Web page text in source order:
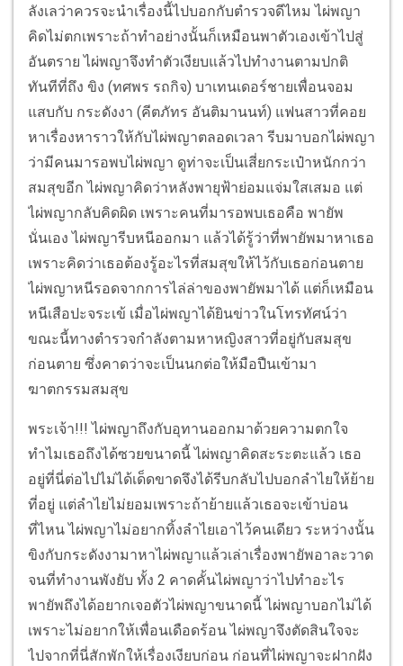
ลังเลว่าควรจะนำเรื่องนี้ไปบอกกับตำรวจดีไหม ไผ่พญา
คิดไม่ตกเพราะถ้าทำอย่างนั้นก็เหมือนพาตัวเองเข้าไปสู่
อันตราย ไผ่พญาจึงทำตัวเงียบแล้วไปทำงานตามปกติ
ทันทีที่ถึง ขิง (ทศพร รถกิจ) บาเทนเดอร์ชายเพื่อนจอม
แสบกับ กระดังงา (คีตภัทร อันติมานนท์) แฟนสาวที่คอย
หาเรื่องหาราวให้กับไผ่พญาตลอดเวลา รีบมาบอกไผ่พญา
ว่ามีคนมารอพบไผ่พญา ดูท่าจะเป็นเสี่ยกระเป๋าหนักกว่า
สมสุขอีก ไผ่พญาคิดว่าหลังพายุฟ้าย่อมแจ่มใสเสมอ แต่
ไผ่พญากลับคิดผิด เพราะคนที่มารอพบเธอคือ พายัพ
นั่นเอง ไผ่พญารีบหนีออกมา แล้วได้รู้ว่าที่พายัพมาหาเธอ
เพราะคิดว่าเธอต้องรู้อะไรที่สมสุขให้ไว้กับเธอก่อนตาย
ไผ่พญาหนีรอดจากการไล่ล่าของพายัพมาได้ แต่ก็เหมือน
หนีเสือปะจระเข้ เมื่อไผ่พญาได้ยินข่าวในโทรทัศน์ว่า
ขณะนี้ทางตำรวจกำลังตามหาหญิงสาวที่อยู่กับสมสุข
ก่อนตาย ซึ่งคาดว่าจะเป็นนกต่อให้มือปืนเข้ามา
ฆาตกรรมสมสุข
พระเจ้า!!! ไผ่พญาถึงกับอุทานออกมาด้วยความตกใจ
ทำไมเธอถึงได้ซวยขนาดนี้ ไผ่พญาคิดสะระตะแล้ว เธอ
อยู่ที่นี่ต่อไปไม่ได้เด็ดขาดจึงได้รีบกลับไปบอกลำไยให้ย้าย
ที่อยู่ แต่ลำไยไม่ยอมเพราะถ้าย้ายแล้วเธอจะเข้าบ่อน
ที่ไหน ไผ่พญาไม่อยากทิ้งลำไยเอาไว้คนเดียว ระหว่างนั้น
ขิงกับกระดังงามาหาไผ่พญาแล้วเล่าเรื่องพายัพอาละวาด
จนที่ทำงานพังยับ ทั้ง 2 คาดคั้นไผ่พญาว่าไปทำอะไร
พายัพถึงได้อยากเจอตัวไผ่พญาขนาดนี้ ไผ่พญาบอกไม่ได้
เพราะไม่อยากให้เพื่อนเดือดร้อน ไผ่พญาจึงตัดสินใจจะ
ไปจากที่นี่สักพักให้เรื่องเงียบก่อน ก่อนที่ไผ่พญาจะฝากฝัง